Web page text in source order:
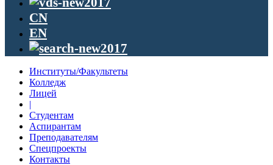
CN
EN
Институты/Факультеты
Колледж
Лицей
|
Студентам
Аспирантам
Преподавателям
Спецпроекты
Контакты